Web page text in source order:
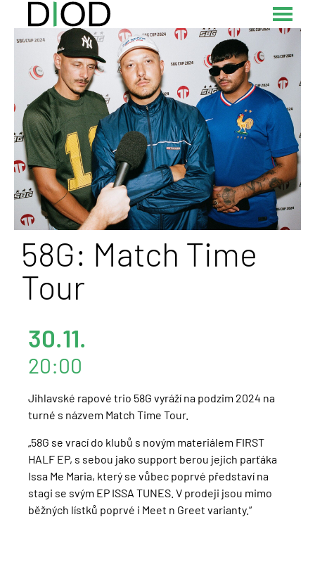
58G: Match Time
Tour
30.11.
20:00
Jihlavské rapové trio 58G vyráží na podzim 2024 na
turné s názvem Match Time Tour.
„58G se vrací do klubů s novým materiálem FIRST
HALF EP, s sebou jako support berou jejich parťáka
Issa Me Maria, který se vůbec poprvé představí na
stagi se svým EP ISSA TUNES. V prodeji jsou mimo
běžných lístků poprvé i Meet n Greet varianty.“